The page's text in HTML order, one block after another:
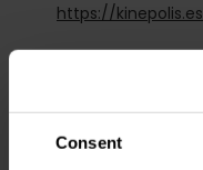
Consent
https://kinepolis.es